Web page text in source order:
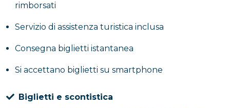
rimborsati
Servizio di assistenza turistica inclusa
Consegna biglietti istantanea
Si accettano biglietti su smartphone
Biglietti e scontistica